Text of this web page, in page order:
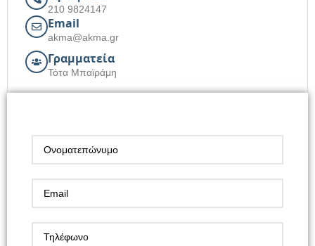
210 9824147
Email
akma@akma.gr
Γραμματεία
Τότα Μπαϊράμη